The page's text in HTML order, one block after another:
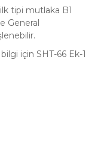
tipi mutlaka B1
General
için SHT-66 Ek-1